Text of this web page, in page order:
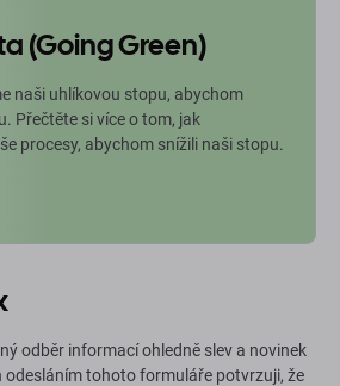
(Going Green)
naši uhlíkovou stopu, abychom
Přečtěte si více o tom, jak
procesy, abychom snížili naši stopu.
odběr informací ohledně slev a novinek
odesláním tohoto formuláře potvrzuji, že